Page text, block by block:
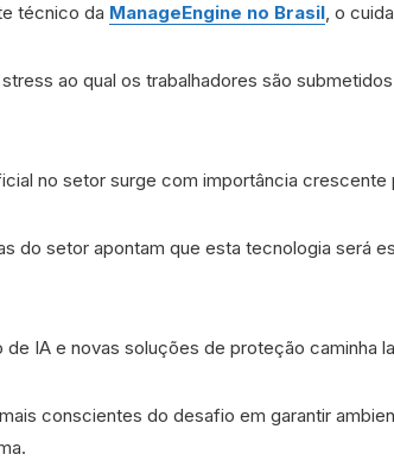
técnico da ManageEngine no Brasil, o
ao qual os trabalhadores são
no setor surge com importância
do setor apontam que esta tecnologia será
de IA e novas soluções de proteção caminha
conscientes do desafio em garantir